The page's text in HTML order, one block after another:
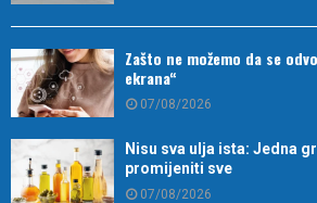
Zašto ne možemo da se
ekrana“
07/08/2026
Nisu sva ulja ista: Jedna
promijeniti sve
07/08/2026